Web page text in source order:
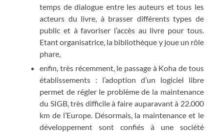
temps de dialogue entre les auteurs et tous les
acteurs du livre, à brasser différents types de
public et à favoriser l’accès au livre pour tous.
Etant organisatrice, la bibliothèque y joue un rôle
phare,
enfin, très récemment, le passage à Koha de tous
établissements : l’adoption d’un logiciel libre
permet de régler le problème de la maintenance
du SIGB, très difficile à faire auparavant à 22.000
km de l’Europe. Désormais, la maintenance et le
développement sont confiés à une société